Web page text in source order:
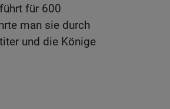
für 600
man sie durch
und die Könige